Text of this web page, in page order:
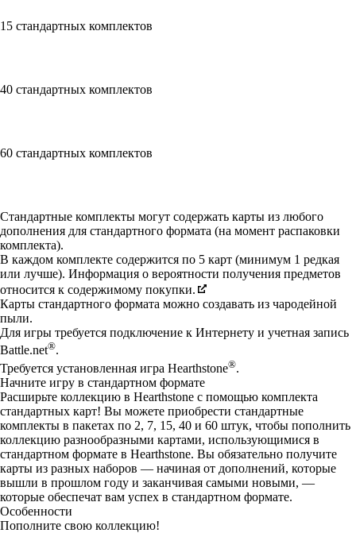
15 стандартных комплектов
40 стандартных комплектов
60 стандартных комплектов
Available actions
Стандартные комплекты могут содержать карты из любого
дополнения для стандартного формата (на момент распаковки
комплекта).
В каждом комплекте содержится по 5 карт (минимум 1 редкая
или лучше). Информация о вероятности получения предметов
относится к содержимому покупки.
Карты стандартного формата можно создавать из чародейной
пыли.
Для игры требуется подключение к Интернету и учетная запись
Battle.net®.
Требуется установленная игра Hearthstone®.
Начните игру в стандартном формате
Расширьте коллекцию в Hearthstone с помощью комплекта
стандартных карт! Вы можете приобрести стандартные
комплекты в пакетах по 2, 7, 15, 40 и 60 штук, чтобы пополнить
коллекцию разнообразными картами, использующимися в
стандартном формате в Hearthstone. Вы обязательно получите
карты из разных наборов — начиная от дополнений, которые
вышли в прошлом году и заканчивая самыми новыми, —
которые обеспечат вам успех в стандартном формате.
Особенности
Пополните свою коллекцию!